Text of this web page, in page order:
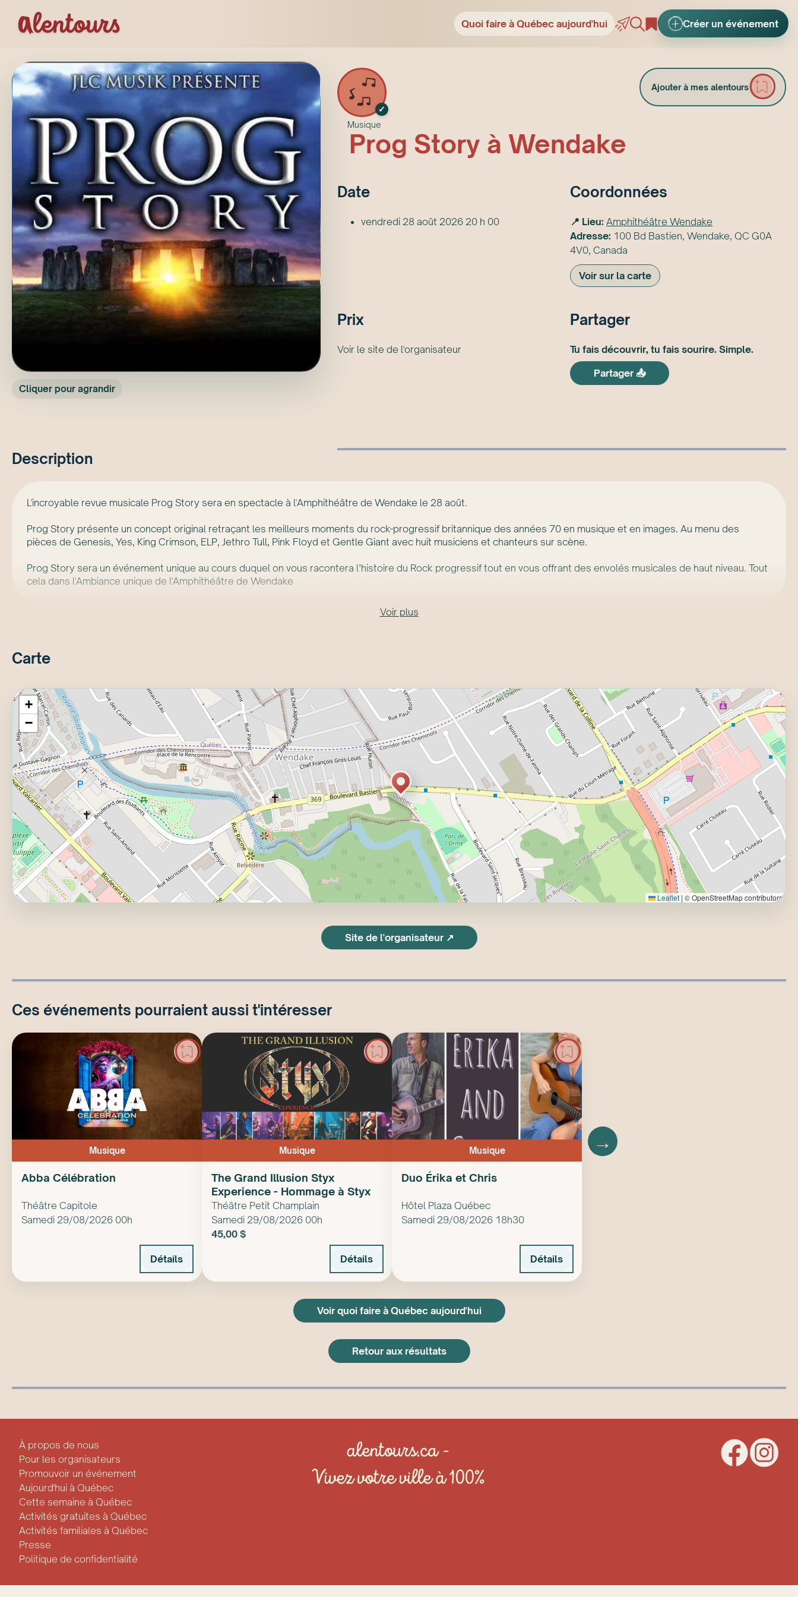
Quoi faire à Québec aujourd'hui Créer un événement
Cliquer pour agrandir
✓
Musique
Ajouter à mes alentours
Prog Story à Wendake
Date
vendredi 28 août 2026 20 h 00
Coordonnées
📍 Lieu: Amphithéâtre Wendake
Adresse: 100 Bd Bastien, Wendake, QC G0A
4V0, Canada
Voir sur la carte
Prix
Voir le site de l'organisateur
Partager
Tu fais découvrir, tu fais sourire. Simple.
Partager 📤
Description
L'incroyable revue musicale Prog Story sera en spectacle à l'Amphithéâtre de Wendake le 28 août.
Prog Story présente un concept original retraçant les meilleurs moments du rock-progressif britannique des années 70 en musique et en images. Au menu des
pièces de Genesis, Yes, King Crimson, ELP, Jethro Tull, Pink Floyd et Gentle Giant avec huit musiciens et chanteurs sur scène.
Prog Story sera un événement unique au cours duquel on vous racontera l’histoire du Rock progressif tout en vous offrant des envolés musicales de haut niveau. Tout
cela dans l'Ambiance unique de l'Amphithéâtre de Wendake
Voir plus
Carte
+
−
Leaflet | © OpenStreetMap contributors
Site de l'organisateur ↗
Ces événements pourraient aussi t'intéresser
Musique
Abba Célébration
Théâtre Capitole
Samedi 29/08/2026 00h
Détails
Musique
The Grand Illusion Styx
Experience - Hommage à Styx
Théâtre Petit Champlain
Samedi 29/08/2026 00h
45,00 $
Détails
Musique
Duo Érika et Chris
Hôtel Plaza Québec
Samedi 29/08/2026 18h30
Détails
→
Voir quoi faire à Québec aujourd'hui
Retour aux résultats
À propos de nous
Pour les organisateurs
Promouvoir un événement
Aujourd'hui à Québec
Cette semaine à Québec
Activités gratuites à Québec
Activités familiales à Québec
Presse
Politique de confidentialité